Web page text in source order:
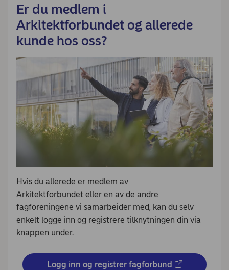
Er du medlem i
Arkitektforbundet og allerede
kunde hos oss?
Hvis du allerede er medlem av
Arkitektforbundet eller en av de andre
fagforeningene vi samarbeider med, kan du selv
enkelt logge inn og registrere tilknytningen din via
knappen under.
Logg inn og registrer fagforbund